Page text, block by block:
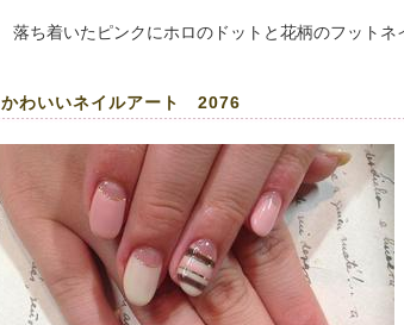
落ち着いたピンクにホロのドットと花柄のフットネ
かわいいネイルアート 2076